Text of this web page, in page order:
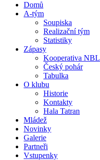
Domů
A-tým
Soupiska
Realizační tým
Statistiky
Zápasy
Kooperativa NBL
Český pohár
Tabulka
O klubu
Historie
Kontakty
Hala Tatran
Mládež
Novinky
Galerie
Partneři
Vstupenky